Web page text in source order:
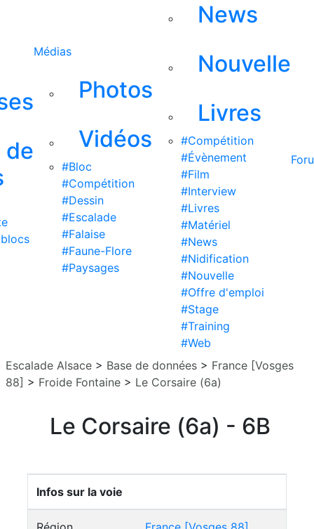
de
Médias
Photos
Vidéos
#Bloc
#Compétition
#Dessin
#Escalade
#Falaise
#Faune-Flore
#Paysages
News
Nouvelle
Livres
#Compétition
#Évènement
#Film
#Interview
#Livres
#Matériel
#News
#Nidification
#Nouvelle
#Offre d'emploi
#Stage
#Training
#Web
Escalade Alsace > Base de données > France [Vosges
88] > Froide Fontaine > Le Corsaire (6a)
Le Corsaire (6a) - 6B
Infos sur la voie